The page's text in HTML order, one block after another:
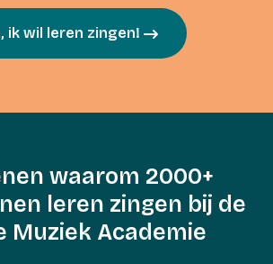
ik wil leren zingen!
waarom 2000+
leren zingen bij de
Muziek Academie